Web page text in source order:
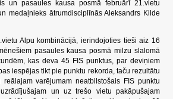
un pasaules kausa posmā februārī 21.vietu
medaļnieks ātrumdisciplīnās Aleksandrs Kilde
Alpu kombinācijā, ierindojoties tieši aiz 16
pasaules kausa posmā milzu slalomā
kas deva 45 FIS punktus, par deviņiem
iespējas tikt pie punktu rekorda, taču rezultātu
varējumam neatbilstošais FIS punktu
un uz trešo vietu pakāpušajam